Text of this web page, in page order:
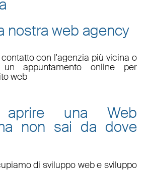
nostra web agency
con l'agenzia più vicina o
un appuntamento online per
web
aprire una Web
non sai da dove
di sviluppo web e sviluppo